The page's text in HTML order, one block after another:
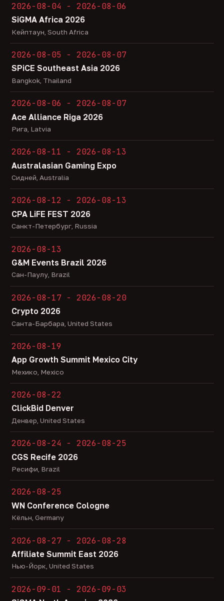
2026-08-04 - 2026-08-06
SiGMA Africa 2026
Кейптаун, South Africa
2026-08-05 - 2026-08-07
SPiCE Southeast Asia 2026
Bangkok, Thailand
2026-08-06 - 2026-08-07
Ace Alliance Riga 2026
Рига, Latvia
2026-08-11 - 2026-08-13
Australasian Gaming Expo
Сидней, Australia
2026-08-12 - 2026-08-13
CPA LiFE FEST 2026
Санкт-Петербург, Russia
2026-08-13
G&M Events Brazil 2026
Сан-Паулу, Brazil
2026-08-17 - 2026-08-20
Crypto 2026
Санта-Барбара, United States
2026-08-19
App Growth Summit Mexico City
Мехико, Mexico
2026-08-22
ClickBid Denver
Денвер, United States
2026-08-24 - 2026-08-25
CGS Recife 2026
Ресифи, Brazil
2026-08-25
WN Conference Cologne
Кёльн, Germany
2026-08-27 - 2026-08-28
Affiliate Summit East 2026
Нью-Йорк, United States
2026-09-01 - 2026-09-03